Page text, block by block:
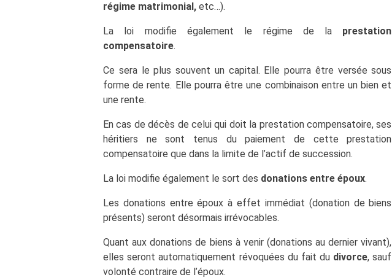
régime matrimonial , etc…).
La loi modifie également le régime de la prestation
compensatoire.
Ce sera le plus souvent un capital. Elle pourra être versée sous
forme de rente. Elle pourra être une combinaison entre un bien et
une rente.
En cas de décès de celui qui doit la prestation compensatoire, ses
héritiers ne sont tenus du paiement de cette prestation
compensatoire que dans la limite de l’actif de succession.
La loi modifie également le sort des donations entre époux.
Les donations entre époux à effet immédiat (donation de biens
présents) seront désormais irrévocables.
Quant aux donations de biens à venir (donations au dernier vivant),
elles seront automatiquement révoquées du fait du divorce, sauf
volonté contraire de l’époux.